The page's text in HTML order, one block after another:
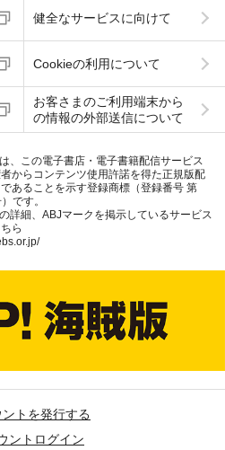
健全なサービスに向けて
Cookieの利用について
お客さまのご利用端末から
の情報の外部送信について
、この電子書店・電子書籍配信サービス
からコンテンツ使用許諾を得た正規版配
あることを示す登録商標（登録番号 第
です。
詳細、ABJマークを掲示しているサービス
ら
トを発行する
ントログイン